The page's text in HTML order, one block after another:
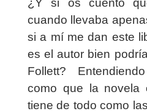
¿Y si os cuento
cuando llevaba
si a mí me dan este
es el autor bien
Follett?
como que la novela
tiene de todo como